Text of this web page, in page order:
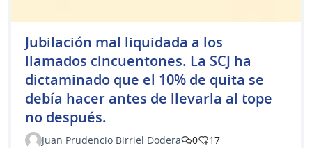
Jubilación mal liquidada a los
llamados cincuentones. La SCJ ha
dictaminado que el 10% de quita se
debía hacer antes de llevarla al tope
no después.
Juan Prudencio Birriel Dodera 0 17